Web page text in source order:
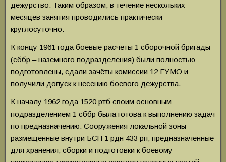
дежурство. Таким образом, в течение нескольких
месяцев занятия проводились практически
круглосуточно.
К концу 1961 года боевые расчёты 1 сборочной бригады
(сббр – наземного подразделения) были полностью
подготовлены, сдали зачёты комиссии 12 ГУМО и
получили допуск к несению боевого дежурства.
К началу 1962 года 1520 ртб своим основным
подразделением 1 сббр была готова к выполнению задач
по предназначению. Сооружения локальной зоны
размещённые внутри БСП 1 рдн 433 рп, предназначенные
для хранения, сборки и подготовки к боевому